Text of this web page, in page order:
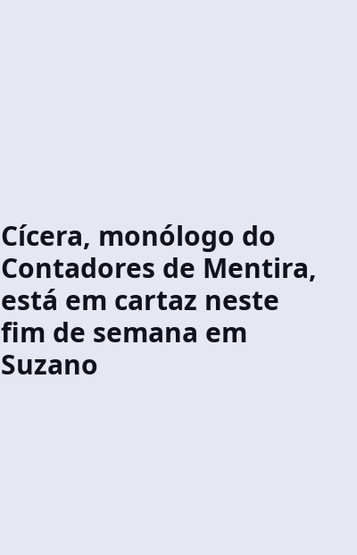
Cícera, monólogo do
Contadores de Mentira,
está em cartaz neste
fim de semana em
Suzano